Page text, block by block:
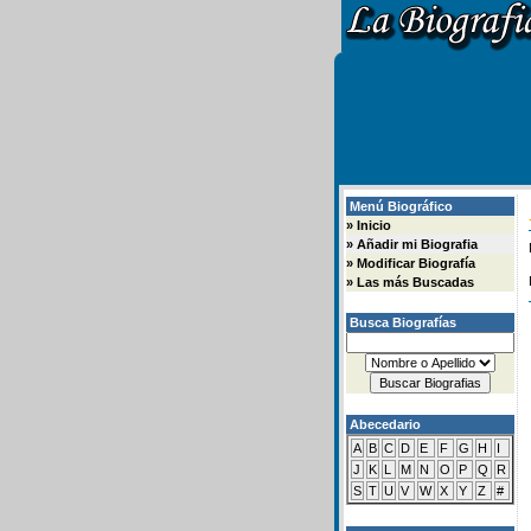
Menú Biográfico
» Inicio
» Añadir mi Biografia
» Modificar Biografía
» Las más Buscadas
Busca Biografías
Abecedario
A B C D E F G H
I
J
K L M N O P Q
R
S T U V W X Y Z #